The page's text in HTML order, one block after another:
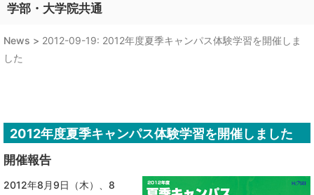
学部・大学院共通
News > 2012-09-19: 2012年度夏季キャンパス体験学習を開催しま
した
2012年度夏季キャンパス体験学習を開催しました
開催報告
2012年8月9日（木）、8